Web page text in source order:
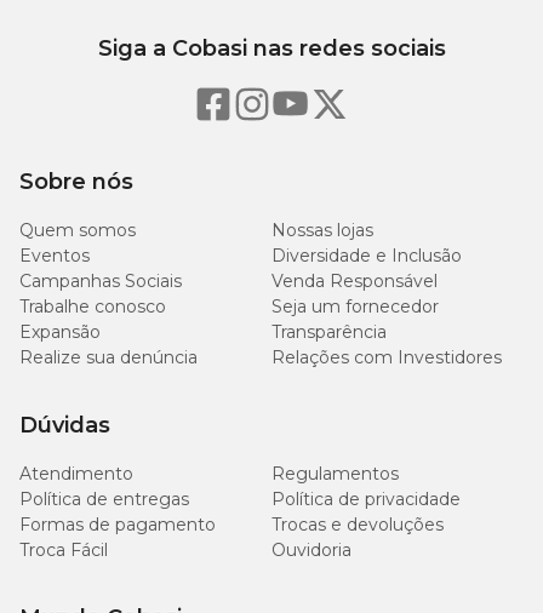
Sobre nós
Quem somos
Nossas lojas
Eventos
Diversidade e Inclusão
Campanhas Sociais
Venda Responsável
Trabalhe conosco
Seja um fornecedor
Expansão
Transparência
Realize sua denúncia
Relações com Investidores
Dúvidas
Atendimento
Regulamentos
Política de entregas
Política de privacidade
Formas de pagamento
Trocas e devoluções
Troca Fácil
Ouvidoria
Siga a Cobasi nas redes sociais